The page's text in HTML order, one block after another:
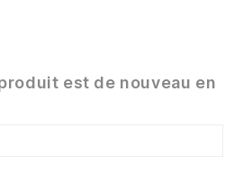
est de nouveau en